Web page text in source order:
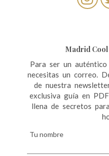
Madrid Cool
Para ser un auténtico
necesitas un correo.
de nuestra
exclusiva guía en
llena de secretos
Tu nombre